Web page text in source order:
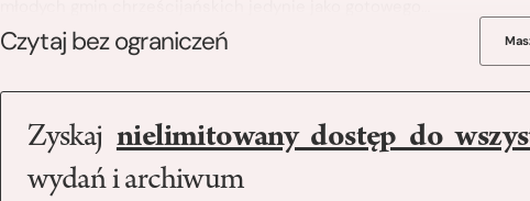
Czytaj bez ograniczeń
Zyskaj nielimitowany dostęp do
wydań i archiwum